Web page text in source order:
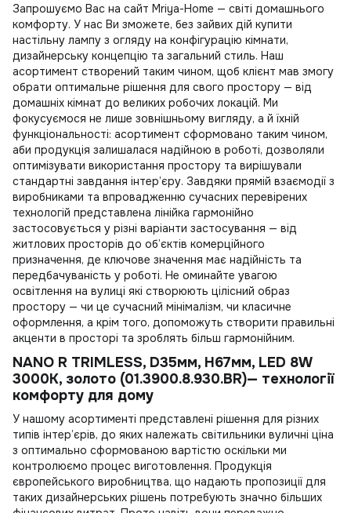
Запрошуємо Вас на сайт Mriya-Home — світі домашнього
комфорту. У нас Ви зможете, без зайвих дій купити
настільну лампу з огляду на конфігурацію кімнати,
дизайнерську концепцію та загальний стиль. Наш
асортимент створений таким чином, щоб клієнт мав змогу
обрати оптимальне рішення для свого простору — від
домашніх кімнат до великих робочих локацій. Ми
фокусуємося не лише зовнішньому вигляду, а й їхній
функціональності: асортимент сформовано таким чином,
аби продукція залишалася надійною в роботі, дозволяли
оптимізувати використання простору та вирішували
стандартні завдання інтер’єру. Завдяки прямій взаємодії з
виробниками та впровадженню сучасних перевірених
технологій представлена лінійка гармонійно
застосовується у різні варіанти застосування — від
житлових просторів до об’єктів комерційного
призначення, де ключове значення має надійність та
передбачуваність у роботі. Не оминайте увагою
освітлення на вулиці які створюють цілісний образ
простору — чи це сучасний мінімалізм, чи класичне
оформлення, а крім того, допоможуть створити правильні
акценти в просторі та зроблять більш гармонійним.
NANO R TRIMLESS, D35мм, H67мм, LED 8W
3000K, золото (01.3900.8.930.BR)— технології
комфорту для дому
У нашому асортименті представлені рішення для різних
типів інтер’єрів, до яких належать світильники вуличні ціна
з оптимально сформованою вартістю оскільки ми
контролюємо процес виготовлення. Продукція
європейського виробництва, що надають пропозиції для
таких дизайнерських рішень потребують значно більших